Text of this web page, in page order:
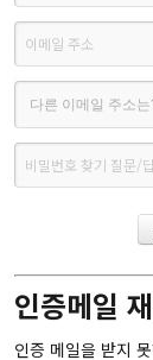
인증메일
인증 메일을 받지